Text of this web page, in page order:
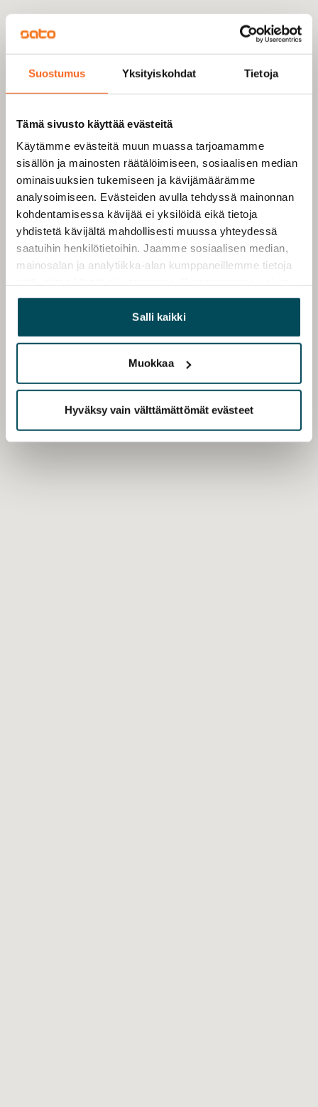
Suostumus Yksityiskohdat Tietoja
Tämä sivusto käyttää evästeitä
Käytämme evästeitä muun muassa tarjoamamme
sisällön ja mainosten räätälöimiseen, sosiaalisen median
ominaisuuksien tukemiseen ja kävijämäärämme
analysoimiseen. Evästeiden avulla tehdyssä mainonnan
kohdentamisessa kävijää ei yksilöidä eikä tietoja
yhdistetä kävijältä mahdollisesti muussa yhteydessä
saatuihin henkilötietoihin. Jaamme sosiaalisen median,
mainosalan ja analytiikka-alan kumppaneillemme tietoja
yhdistää näitä tietoja muihin tietoihin, joita olet antanut
heille tai joita on kerätty, kun olet käyttänyt heidän
palvelujaan.
Salli kaikki
Muokkaa
Hyväksy vain välttämättömät evästeet